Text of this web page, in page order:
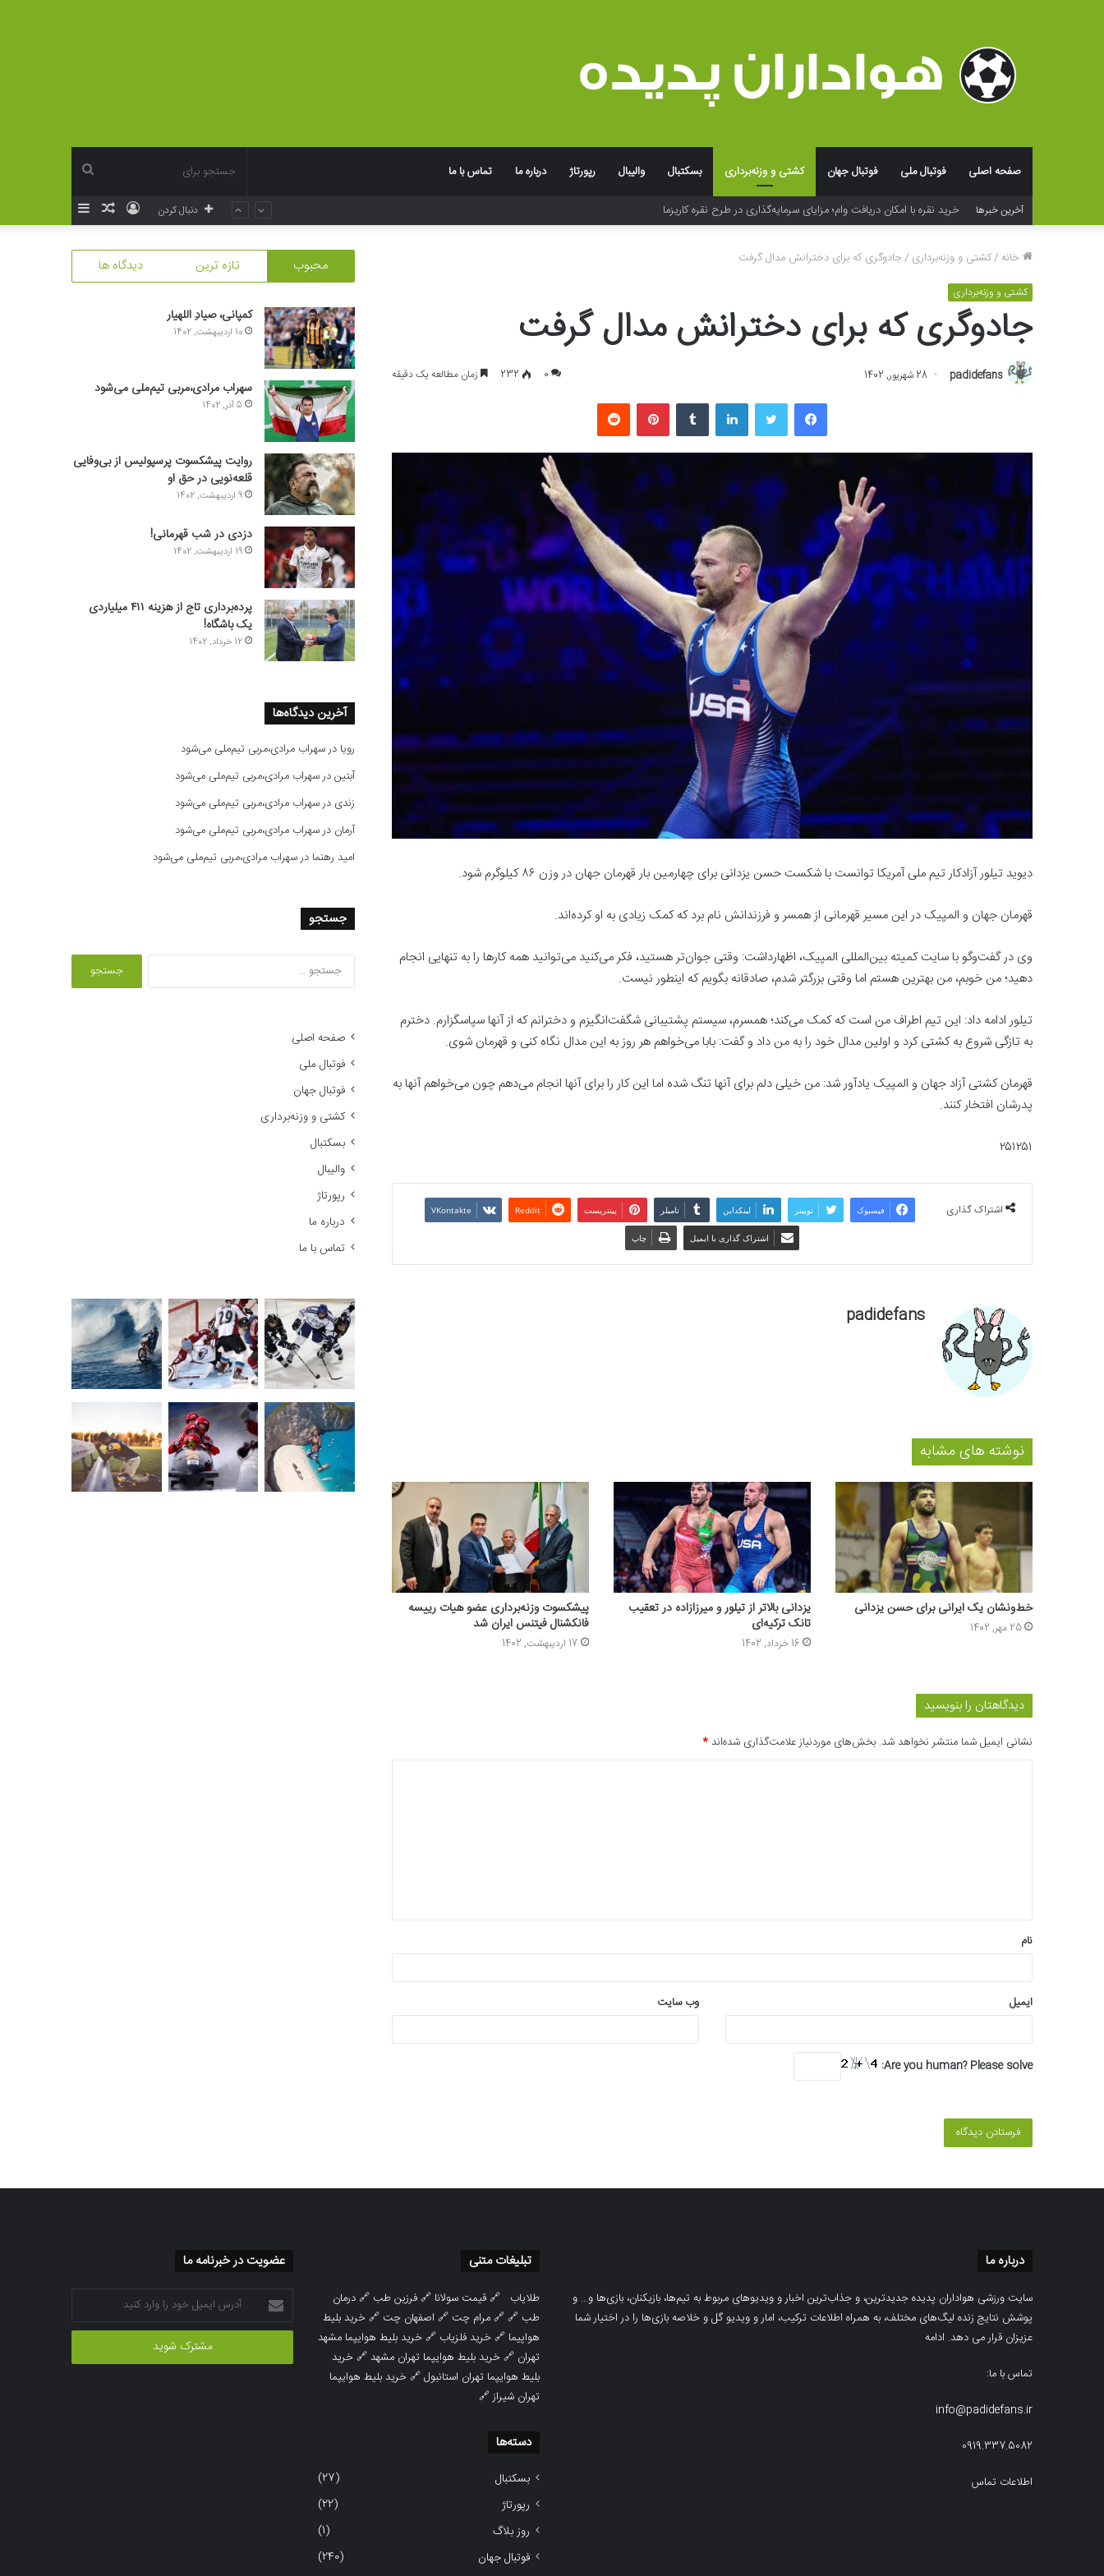
صفحه اصلی فوتبال ملی فوتبال جهان کشتی و وزنه‌برداری بسکتبال والیبال رپورتاژ درباره ما تماس با ما
برای آخرین خبرها خرید نقره با امکان دریافت وام؛ مزایای سرمایه‌گذاری در طرح نقره کاریزما
نوشته
ورود دنبال کردن
خانه /کشتی و وزنه‌برداری /جادوگری که برای دخترانش مدال گرفت
کشتی و وزنه‌برداری
جادوگری که برای دخترانش مدال گرفت
padidefans 28 شهریور, 1402 0
232 زمان مطالعه یک دقیقه
فیسبوک لینکداین پینتریست
دیوید تیلور آزادکار تیم ملی آمریکا توانست با شکست حسن یزدانی برای چهارمین بار قهرمان جهان در وزن ۸۶ کیلوگرم شود.
قهرمان جهان و المپیک در این مسیر قهرمانی از همسر و فرزندانش نام برد که کمک زیادی به او کرده‌اند.
وی در گفت‌وگو با سایت کمیته بین‌المللی المپیک، اظهارداشت: وقتی جوان‌تر هستید، فکر می‌کنید می‌توانید همه کارها را به تنهایی انجام
دهید؛ من خوبم، من بهترین هستم اما وقتی بزرگتر شدم، صادقانه بگویم که اینطور نیست.
تیلور ادامه داد: این تیم اطراف من است که کمک می‌کند؛ همسرم، سیستم پشتیبانی شگفت‌انگیزم و دخترانم که از آنها سپاسگزارم. دخترم
به تازگی شروع به کشتی کرد و اولین مدال خود را به من داد و گفت: بابا می‌خواهم هر روز به این مدال نگاه کنی و قهرمان شوی.
قهرمان کشتی آزاد جهان و المپیک یادآور شد: من خیلی دلم برای آنها تنگ شده اما این کار را برای آنها انجام می‌دهم چون می‌خواهم آنها به
پدرشان افتخار کنند.
۲۵۱۲۵۱
اشتراک گذاری فیسبوک توییتر لینکداین تامبلر پینتریست Reddit
VKontakte
اشتراک گذاری با ایمیل چاپ
padidefans
نوشته های مشابه
خط‌ونشان یک ایرانی برای حسن یزدانی
25 مهر, 1402
یزدانی بالاتر از تیلور و میرزازاده در تعقیب
تانک ترکیه‌ای
16 خرداد, 1402
پیشکسوت وزنه‌برداری عضو هیات رییسه
فانکشنال فیتنس ایران شد
17 اردیبهشت, 1402
دیدگاهتان را بنویسید
نشانی ایمیل شما منتشر نخواهد شد. بخش‌های موردنیاز علامت‌گذاری شده‌اند*
*
نام
ایمیل وب‌ سایت
Are you human? Please solve:
محبوب تازه ترین دیدگاه ها
کمپانی، صیادِ اللهیار
10 اردیبهشت, 1402
سهراب مرادی،مربی تیم‌ملی می‌شود
5 آذر, 1402
روایت پیشکسوت پرسپولیس از بی‌وفایی
قلعه‌نویی در حق او
9 اردیبهشت, 1402
دزدی در شب قهرمانی!
19 اردیبهشت, 1402
پرده‌برداری تاج از هزینه ۴۱۱ میلیاردی
یک باشگاه!
12 خرداد, 1402
آخرین دیدگاه‌ها
رویا درسهراب مرادی،مربی تیم‌ملی می‌شود
آبتیندرسهراب مرادی،مربی تیم‌ملی می‌شود
زندی درسهراب مرادی،مربی تیم‌ملی می‌شود
آرمان درسهراب مرادی،مربی تیم‌ملی می‌شود
امید رهنما درسهراب مرادی،مربی تیم‌ملی می‌شود
جستجو
صفحه اصلی
فوتبال ملی
فوتبال جهان
کشتی و وزنه‌برداری
بسکتبال
والیبال
رپورتاژ
درباره ما
تماس با ما
درباره ما
سایت ورزشی هواداران پدیده جدیدترین، و جذاب‌ترین اخبار و ویدیوهای مربوط به تیم‌ها، بازیکنان، بازی‌ها و… و
پوشش نتایج زنده لیگ‌های مختلف، به همراه اطلاعات ترکیب، امار و ویدیو‌‌ گل‌ و خلاصه بازی‌ها را در اختیار شما
عزیزان قرار می دهد. ادامه
تماس با ما:
info@padidefans.ir
0919.337.5082
اطلاعات تماس
تبلیغات متنی
طلایاب 🔗قیمت سولانا 🔗فرزین طب 🔗درمان
طب 🔗 🔗مرام چت 🔗 اصفهان چت 🔗خرید بلیط
هواپیما 🔗خرید فلزیاب 🔗خرید بلیط هوایپما مشهد
تهران 🔗خرید بلیط هوایپما تهران مشهد🔗خرید
بلیط هوایپما تهران استانبول🔗خرید بلیط هوایپما
تهران شیراز🔗
دسته‌ها
بسکتبال
(27)
رپورتاژ
(22)
روز بلاگ
(1)
فوتبال جهان
(240)
عضویت در خبرنامه ما
آدرس
ایمیل
خود
وارد